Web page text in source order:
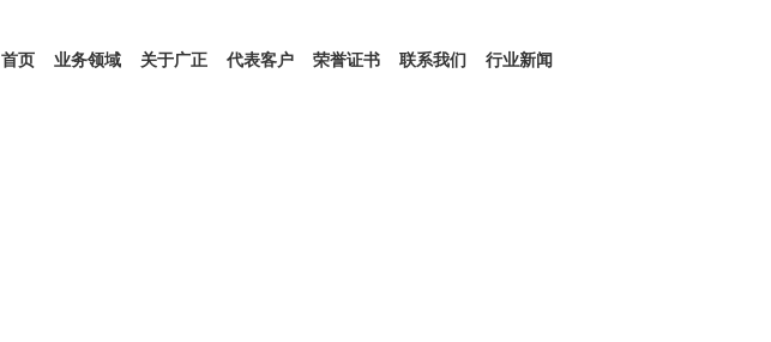
首页 业务领域 关于广正 代表客户 荣誉证书 联系我们 行业新闻